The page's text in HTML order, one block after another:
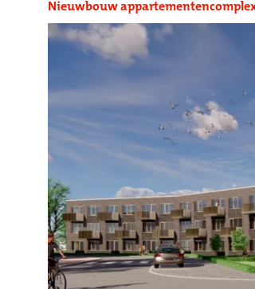
Nieuwbouw